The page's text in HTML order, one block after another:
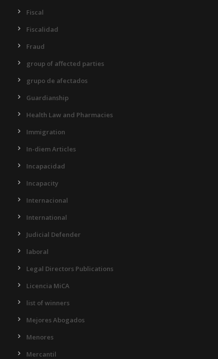
Fiscal
Fiscalidad
Fraud
group of affected parties
grupo de afectados
Guardianship
Health Law and Pharmacies
Immigration
In-diem Articles
Incapacidad
Incapacity
Internacional
International
Judicial Defender
laboral
Legal Directors Publications
Licencia MiCA
list of winners
Mejores Abogados
Menores
Mercantil